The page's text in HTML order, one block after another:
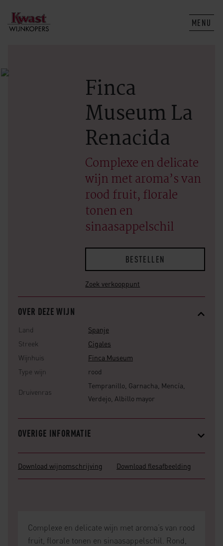
MENU
Finca
Museum La
Renacida
Complexe en delicate
wijn met aroma’s van
rood fruit, florale
tonen en
sinaasappelschil
BESTELLEN
Zoek verkooppunt
OVER DEZE WIJN
Land
Spanje
Streek
Cigales
Wijnhuis
Finca Museum
Type wijn
rood
Druivenras
Tempranillo, Garnacha, Mencía,
Verdejo, Albillo mayor
OVERIGE INFORMATIE
Download wijnomschrijving Download flesafbeelding
Complexe en delicate wijn met aroma’s van rood
fruit, florale tonen en sinaasappelschil. Rond,